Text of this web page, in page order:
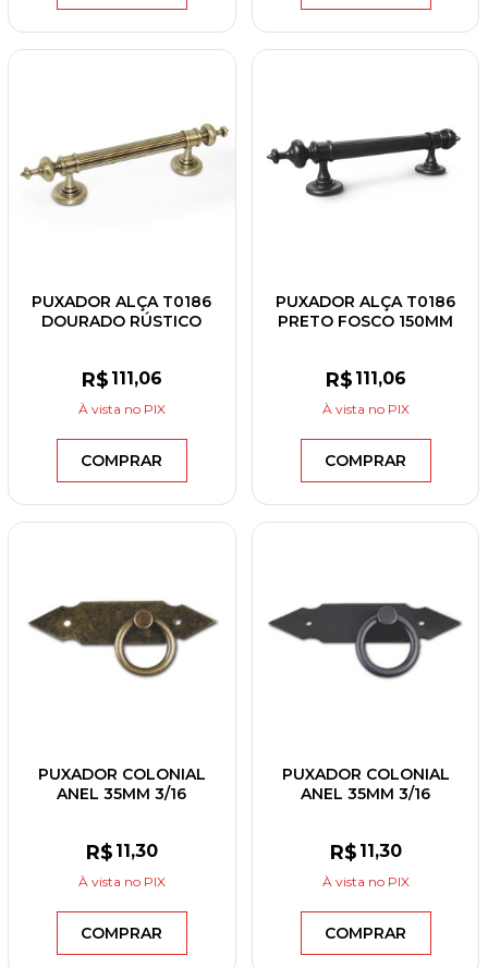
PUXADOR ALÇA T0186
DOURADO RÚSTICO
R$ 111 ,06
À vista no PIX
COMPRAR
PUXADOR ALÇA T0186
PRETO FOSCO 150MM
R$ 111 ,06
À vista no PIX
COMPRAR
PUXADOR COLONIAL
ANEL 35MM 3/16
VELHO
R$ 11 ,30
À vista no PIX
COMPRAR
PUXADOR COLONIAL
ANEL 35MM 3/16
R$ 11 ,30
À vista no PIX
COMPRAR